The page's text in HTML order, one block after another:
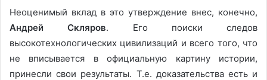
Неоценимый вклад в это утверждение внес, конечно,
Андрей Скляров. Его поиски следов
высокотехнологических цивилизаций и всего того, что
не вписывается в официальную картину истории,
принесли свои результаты. Т.е. доказательства есть и